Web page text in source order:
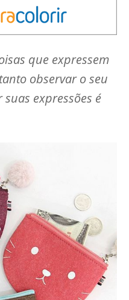
que expressem
observar o seu
expressões é